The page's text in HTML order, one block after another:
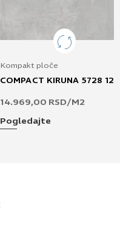
Kompakt ploče
COMPACT KIRUNA 5728 12
14.969,00 RSD/M2
Pogledajte